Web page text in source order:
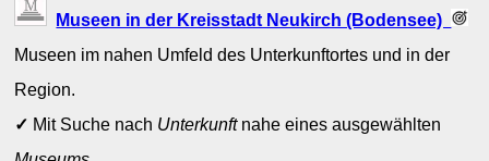
Museen in der Kreisstadt Neukirch (Bodensee)
Museen im nahen Umfeld des Unterkunftortes und in der
Region.
✓ Mit Suche nach Unterkunftnahe eines ausgewählten